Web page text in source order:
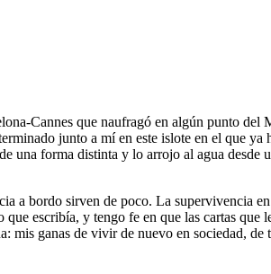
Cannes que naufragó en algún punto del
junto a mí en este islote en el que ya
una forma distinta y lo arrojo al agua desde
a bordo sirven de poco. La supervivencia
que escribía, y tengo fe en que las cartas
ganas de vivir de nuevo en sociedad,